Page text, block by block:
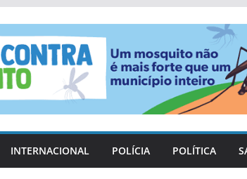
INTERNACIONAL POLÍCIA POLÍTICA